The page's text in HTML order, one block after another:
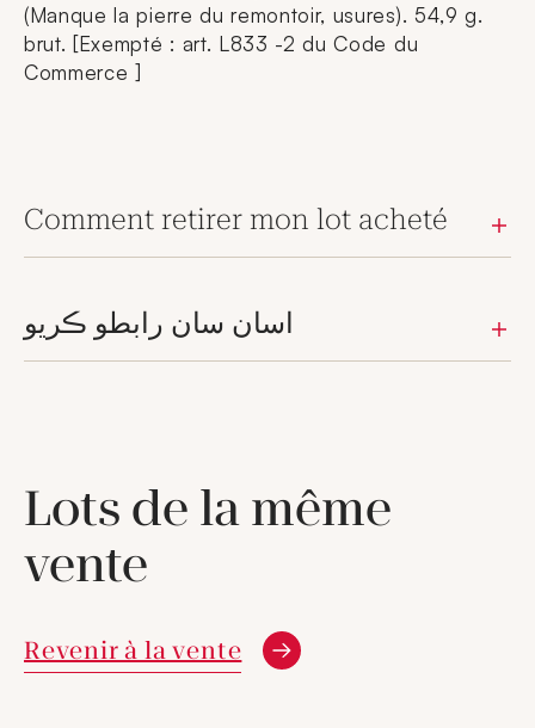
(Manque la pierre du remontoir, usures). 54,9 g.
brut. [Exempté : art. L833 -2 du Code du
Commerce ]
Comment retirer mon lot acheté
اسان سان رابطو ڪريو
Lots de la même
vente
Revenir à la vente